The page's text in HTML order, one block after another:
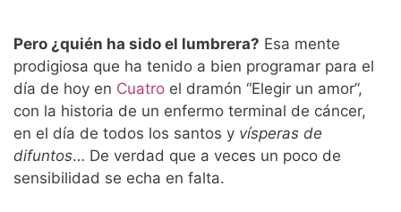
Pero ¿quién ha sido el lumbrera? Esa mente
prodigiosa que ha tenido a bien programar para el
día de hoy en Cuatro el dramón “Elegir un amor”,
con la historia de un enfermo terminal de cáncer,
en el día de todos los santos y vísperas de
difuntos… De verdad que a veces un poco de
sensibilidad se echa en falta.